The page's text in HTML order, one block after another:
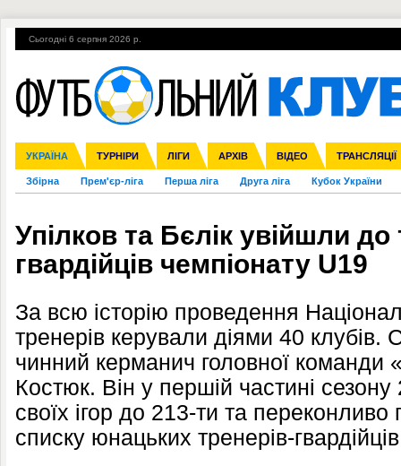
Сьогодні 6 серпня 2026 р.
УКРАЇНА ТУРНІРИ ЛІГИ АРХІВ ВІДЕО ТРАНСЛЯЦІЇ
Збірна Прем'єр-ліга Перша ліга Друга ліга Кубок України
Ліга чемпіонів Ліга Європи Міжнародні Ліга націй Ліга
Англія Іспанія Італія Німеччина Франція Інші
ЧС-2014 ЄВРО-2016 Росія Кубок конфедерацій ЧЄ-2015 (U-
Гарячі теми УПЛ, 1-й тур ВІЙНА УПЛ-ПЕРЕХОДИ
Упілков та Бєлік увійшли до
гвардійців чемпіонату U19
За всю історію проведення
тренерів керували діями 40 клубів.
чинний керманич головної команди
Костюк. Він у першій частині
своїх ігор до 213-ти та
списку юнацьких тренерів-